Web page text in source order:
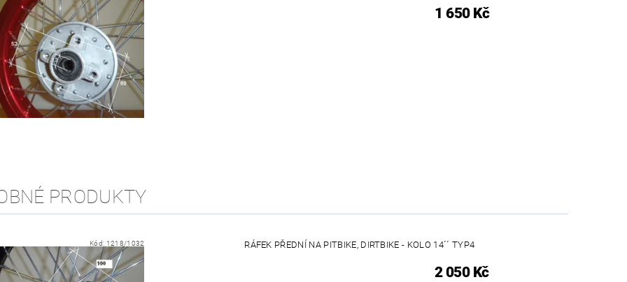
1 650 Kč
PRODUKTY
Kód: 1218/1032 RÁFEK PŘEDNÍ NA PITBIKE, DIRTBIKE - KOLO 14´´ TYP4
2 050 Kč